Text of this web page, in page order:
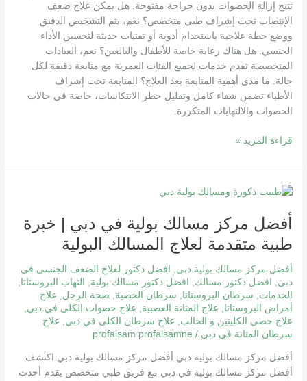
تتيح إزالة الحصوات بدون جراحة مفتوحة. هل يمكن علاج ضعف
الإنتصاب تحت إشراف طبي متخصص؟ نعم، يتم التشخيص الدقيق
ووضع خطة علاجية باستخدام أدوية أو تقنيات حديثة لتحسين الأداء
الجنسي. هل هناك رعاية خاصة للأطفال والبالغين؟ نعم، العيادات
المتخصصة تقدم خدمات لجميع الفئات العمرية مع متابعة دقيقة لكل
حالة. ما مدى أهمية المتابعة بعد العلاج؟ المتابعة تحت إشراف
الأطباء تضمن شفاء كامل وتقليل خطر الانتكاسات، خاصة في حالات
الحصوات والالتهابات المتكررة.
قراءة المزيد »
أفضل مركز مسالك بولية في دبي | خبرة
طبية متقدمة لعلاج المسالك البولية
أفضل مركز مسالك بولية دبي
افضل دكتور لعلاج الضعف الجنسي في
دبي
افضل دكتور مسالك افضل دكتور مسالك بولية التهاب البروستاتا
الخدمات
سرطان البروستاتا سرطان الخصية صحة الرجل
علاج
أمراض البروستاتا
علاج المثانة العصبية علاج حصوات الكلى في دبي
علاج حصي الكليتين و الحالب
علاج سرطان الكلى في دبي
علاج
سرطان المثانة في دبي /
profalsam profalsamne
أفضل مركز مسالك بولية دبي أفضل مركز مسالك بولية دبي اكتشف
أفضل مركز مسالك بولية في دبي مع فريق طبي متخصص يقدم أحدث
أفضل
مسالك
بولية
في
دبي
|
خبرة
طبية
متقدمة
لعلاج
المسالك
البولية